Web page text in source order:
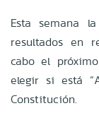
Esta semana
resultados en
cabo el
elegir si está
Constitución.